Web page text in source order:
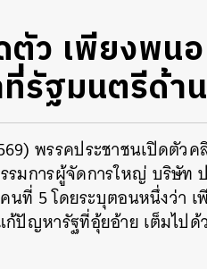
ตัว เพียงพ
ที่รัฐมนตรีด้
พรรคประชาชนเปิดตัว
มการผู้จัดการใหญ่ บริษัท
นที่ 5 โดยระบุตอนหนึ่งว่า
ญหารัฐที่อุ้ยอ้าย เต็มไปด้